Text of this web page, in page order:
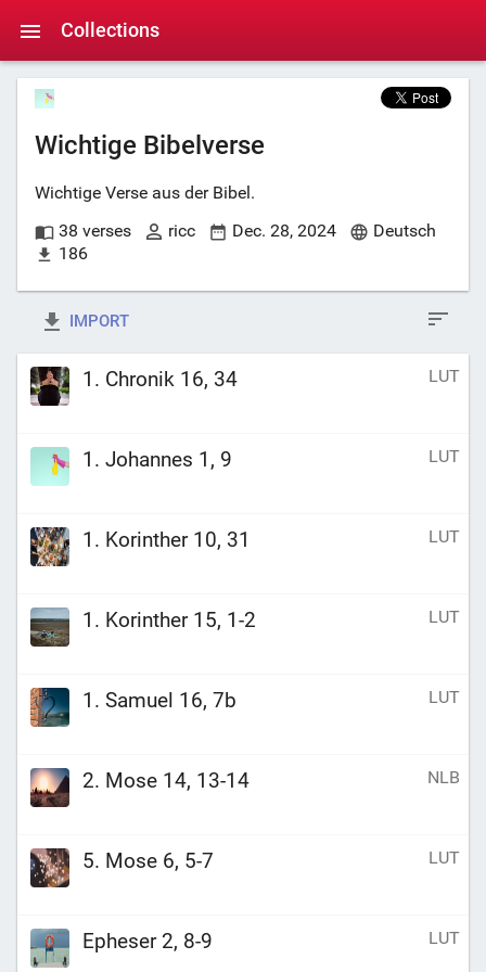
Collections
Wichtige Bibelverse
Wichtige Verse aus der Bibel.
38 verses
ricc Dec. 28, 2024
Deutsch
186
IMPORT
1. Chronik 16, 34 LUT
1. Johannes 1, 9 LUT
1. Korinther 10, 31 LUT
1. Korinther 15, 1-2 LUT
1. Samuel 16, 7b LUT
2. Mose 14, 13-14 NLB
5. Mose 6, 5-7 LUT
Epheser 2, 8-9 LUT